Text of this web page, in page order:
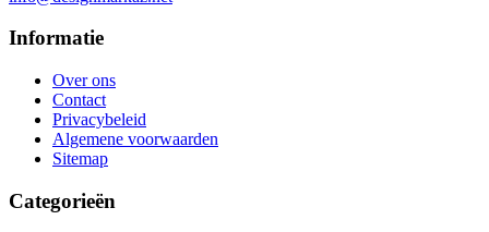
Informatie
Over ons
Contact
Privacybeleid
Algemene voorwaarden
Sitemap
Categorieën